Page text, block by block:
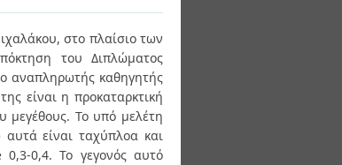
στο πλαίσιο των
του Διπλώματος
αναπληρωτής καθηγητής
είναι η προκαταρκτική
μεγέθους. Το υπό μελέτη
είναι ταχύπλοα και
0,3-0,4. Το γεγονός αυτό